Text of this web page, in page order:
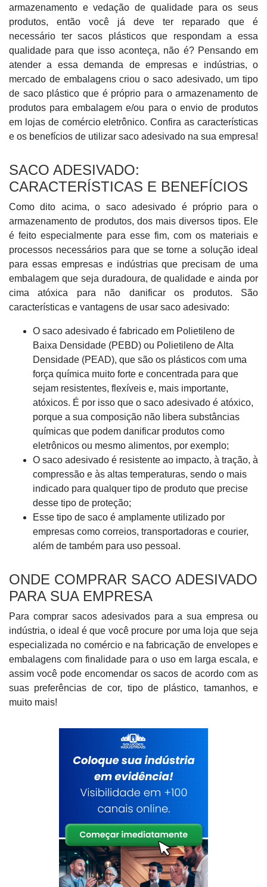
armazenamento e vedação de qualidade para os seus
produtos, então você já deve ter reparado que é
necessário ter sacos plásticos que respondam a essa
qualidade para que isso aconteça, não é? Pensando em
atender a essa demanda de empresas e indústrias, o
mercado de embalagens criou o saco adesivado, um tipo
de saco plástico que é próprio para o armazenamento de
produtos para embalagem e/ou para o envio de produtos
em lojas de comércio eletrônico. Confira as características
e os benefícios de utilizar saco adesivado na sua empresa!
SACO ADESIVADO:
CARACTERÍSTICAS E BENEFÍCIOS
Como dito acima, o saco adesivado é próprio para o
armazenamento de produtos, dos mais diversos tipos. Ele
é feito especialmente para esse fim, com os materiais e
processos necessários para que se torne a solução ideal
para essas empresas e indústrias que precisam de uma
embalagem que seja duradoura, de qualidade e ainda por
cima atóxica para não danificar os produtos. São
características e vantagens de usar saco adesivado:
O saco adesivado é fabricado em Polietileno de
Baixa Densidade (PEBD) ou Polietileno de Alta
Densidade (PEAD), que são os plásticos com uma
força química muito forte e concentrada para que
sejam resistentes, flexíveis e, mais importante,
atóxicos. É por isso que o saco adesivado é atóxico,
porque a sua composição não libera substâncias
químicas que podem danificar produtos como
eletrônicos ou mesmo alimentos, por exemplo;
O saco adesivado é resistente ao impacto, à tração, à
compressão e às altas temperaturas, sendo o mais
indicado para qualquer tipo de produto que precise
desse tipo de proteção;
Esse tipo de saco é amplamente utilizado por
empresas como correios, transportadoras e courier,
além de também para uso pessoal.
ONDE COMPRAR SACO ADESIVADO
PARA SUA EMPRESA
Para comprar sacos adesivados para a sua empresa ou
indústria, o ideal é que você procure por uma loja que seja
especializada no comércio e na fabricação de envelopes e
embalagens com finalidade para o uso em larga escala, e
assim você pode encomendar os sacos de acordo com as
suas preferências de cor, tipo de plástico, tamanhos, e
muito mais!